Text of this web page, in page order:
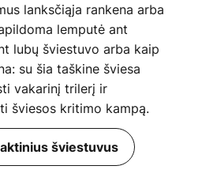
lanksčiąja rankena arba
lemputė ant
lubų šviestuvo arba kaip
su šia taškine šviesa
vakarinį trilerį ir
šviesos kritimo kampą.
šviestuvus